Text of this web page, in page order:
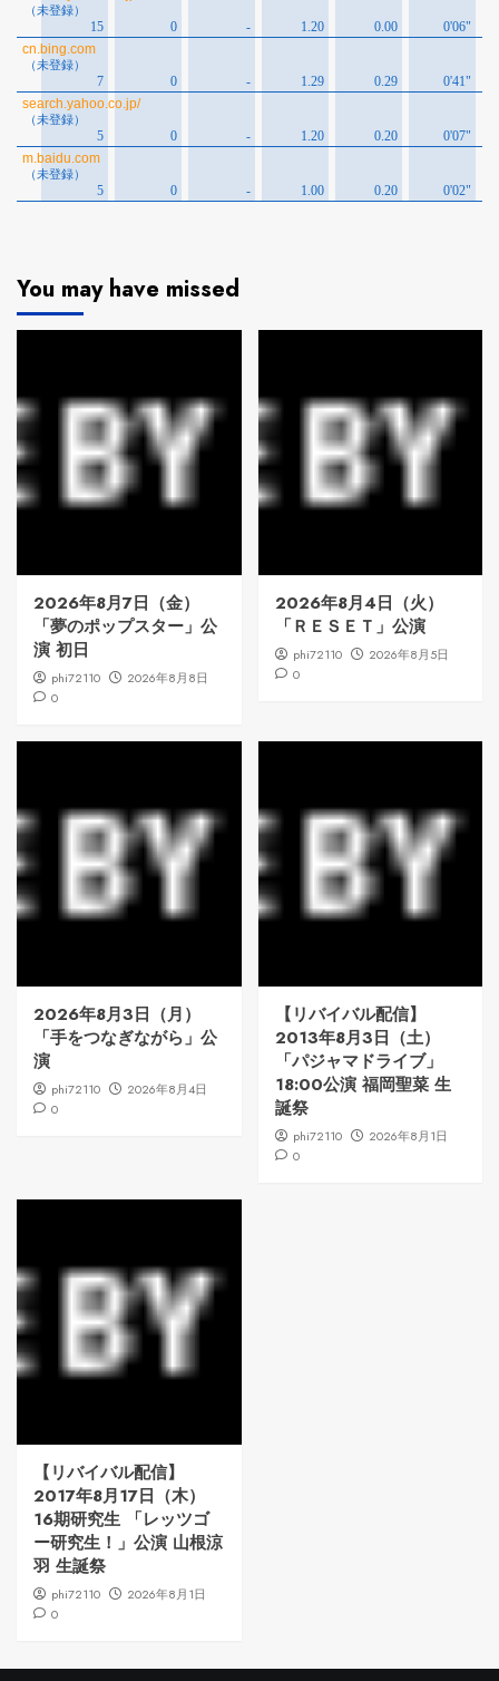
You may have missed
2026年8月7日（金）
「夢のポップスター」公
演 初日
phi72110
2026年8月8日
0
2026年8月4日（火）
「ＲＥＳＥＴ」公演
phi72110
2026年8月5日
0
2026年8月3日（月）
「手をつなぎながら」公
演
phi72110
2026年8月4日
0
【リバイバル配信】
2013年8月3日（土）
「パジャマドライブ」
18:00公演 福岡聖菜 生
誕祭
phi72110
2026年8月1日
0
【リバイバル配信】
2017年8月17日（木）
16期研究生 「レッツゴ
ー研究生！」公演 山根涼
羽 生誕祭
phi72110
2026年8月1日
0